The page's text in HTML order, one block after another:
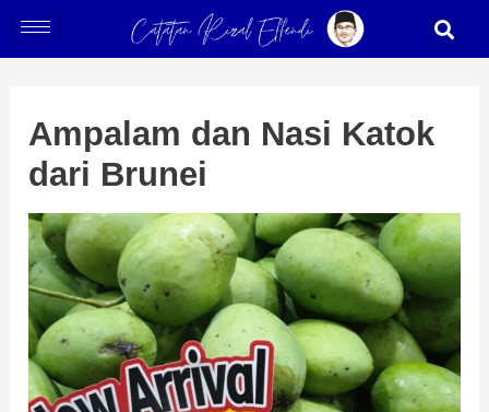
Skip
to
Ampalam dan Nasi Katok
dari Brunei
Post
navigation